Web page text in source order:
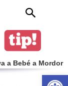
a Bebé a Mordor